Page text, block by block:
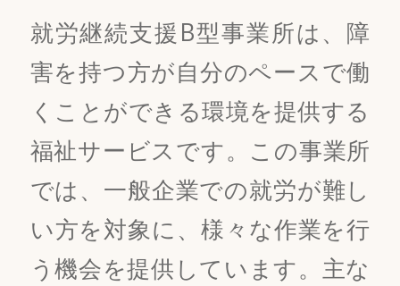
就労継続支援B型事業所は、障
害を持つ方が自分のペースで働
くことができる環境を提供する
福祉サービスです。この事業所
では、一般企業での就労が難し
い方を対象に、様々な作業を行
う機会を提供しています。主な